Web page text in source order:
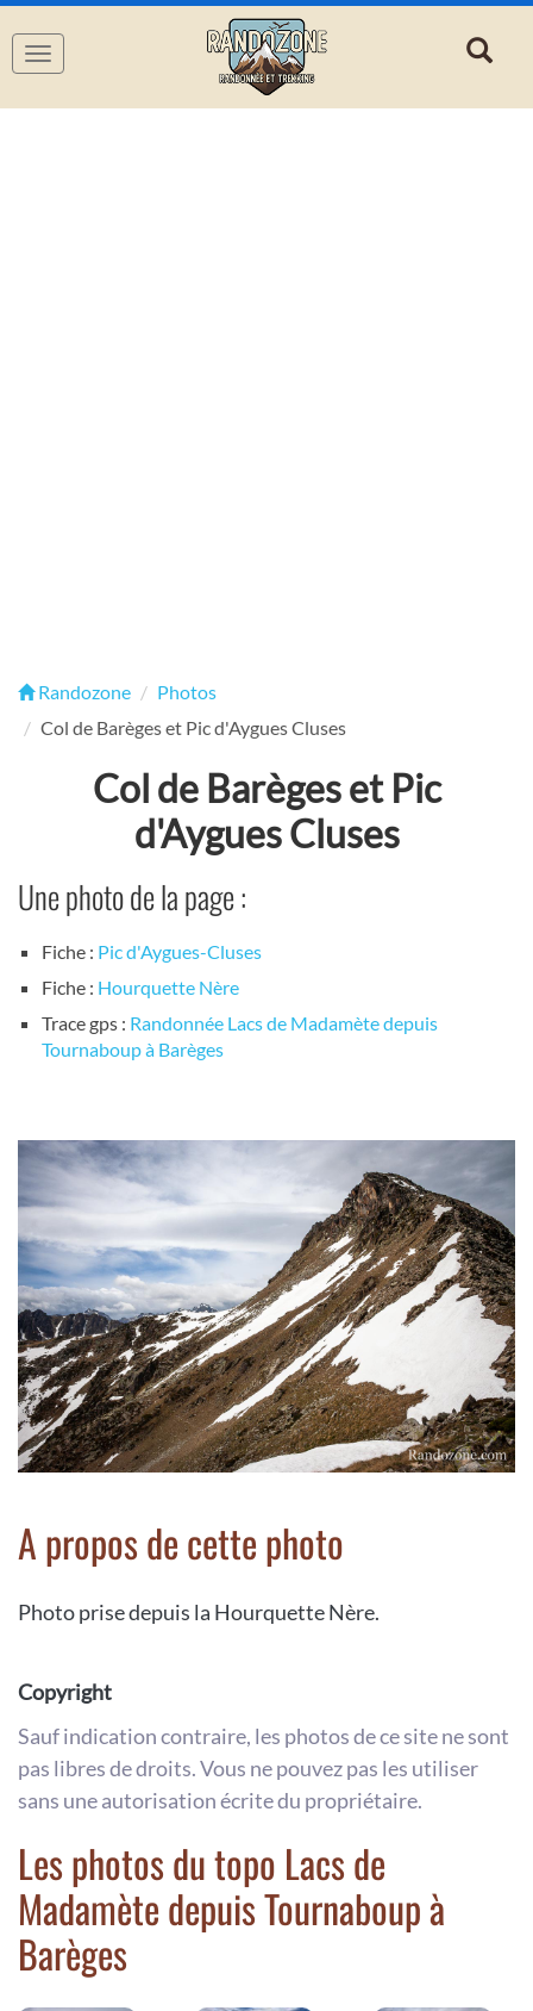
Navigation
Randozone
Photos
Col de Barèges et Pic d'Aygues Cluses
Col de Barèges et Pic
d'Aygues Cluses
Une photo de la page :
Fiche : Pic d'Aygues-Cluses
Fiche : Hourquette Nère
Trace gps : Randonnée Lacs de Madamète depuis
Tournaboup à Barèges
A propos de cette photo
Photo prise depuis la Hourquette Nère.
Copyright
Sauf indication contraire, les photos de ce site ne sont
pas libres de droits. Vous ne pouvez pas les utiliser
sans une autorisation écrite du propriétaire.
Les photos du topo Lacs de
Madamète depuis Tournaboup à
Barèges